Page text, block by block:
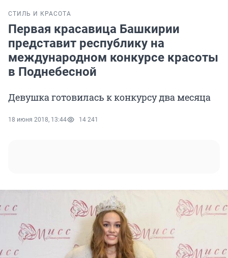
СТИЛЬ И КРАСОТА
Первая красавица Башкирии
представит республику на
международном конкурсе красоты
в Поднебесной
Девушка готовилась к конкурсу два месяца
18 июня 2018, 13:44 14 241